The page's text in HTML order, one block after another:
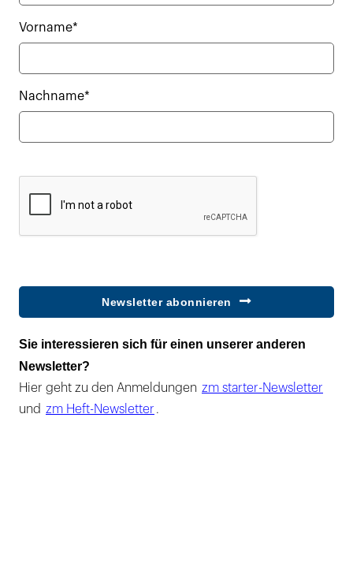
Vorname*
Nachname*
Newsletter abonnieren
Sie interessieren sich für einen unserer anderen
Newsletter?
Hier geht zu den Anmeldungen zm starter-Newsletter
und zm Heft-Newsletter .